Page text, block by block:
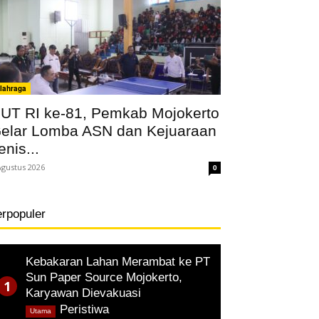
RI ke-81, Pemkab Mojokerto
Lomba ASN dan Kejuaraan
2026 0
Kebakaran Lahan Merambat ke PT
Sun Paper Source Mojokerto,
Karyawan Dievakuasi
Peristiwa,
Utama